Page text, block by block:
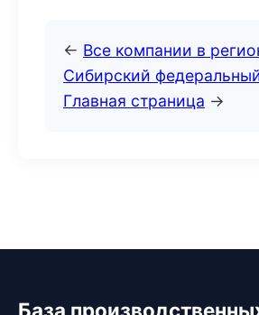
← Все компании в
Сибирский
Главная страница →
База